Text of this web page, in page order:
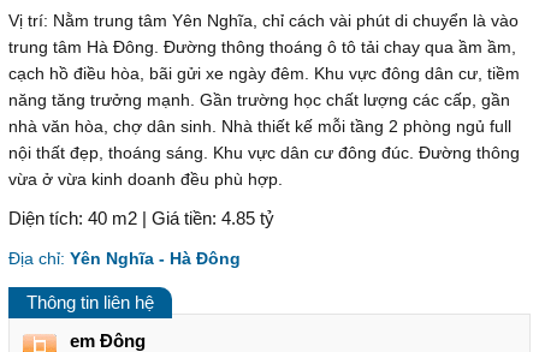
Vị trí: Nằm trung tâm Yên Nghĩa, chỉ cách vài phút di chuyển là vào
trung tâm Hà Đông. Đường thông thoáng ô tô tải chay qua ầm ầm,
cạch hồ điều hòa, bãi gửi xe ngày đêm. Khu vực đông dân cư, tiềm
năng tăng trưởng mạnh. Gần trường học chất lượng các cấp, gần
nhà văn hòa, chợ dân sinh. Nhà thiết kế mỗi tầng 2 phòng ngủ full
nội thất đẹp, thoáng sáng. Khu vực dân cư đông đúc. Đường thông
vừa ở vừa kinh doanh đều phù hợp.
Diện tích: 40 m2 | Giá tiền: 4.85 tỷ
Địa chỉ: Yên Nghĩa - Hà Đông
Thông tin liên hệ
em Đông